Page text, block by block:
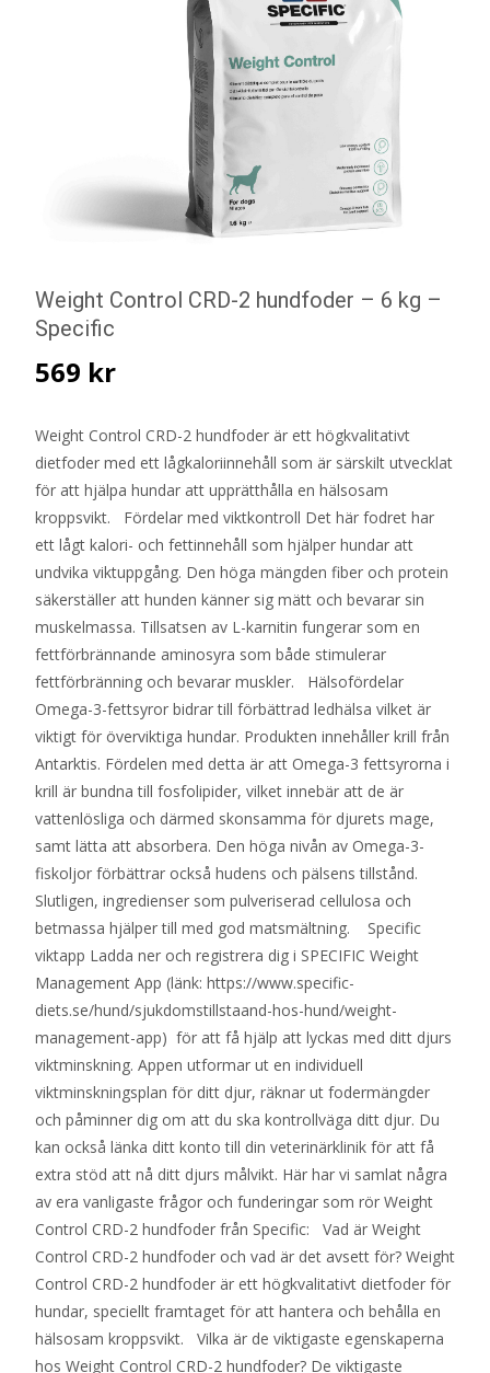
Weight Control CRD-2 hundfoder – 6 kg –
Specific
569 kr
Weight Control CRD-2 hundfoder är ett högkvalitativt
dietfoder med ett lågkaloriinnehåll som är särskilt utvecklat
för att hjälpa hundar att upprätthålla en hälsosam
kroppsvikt. Fördelar med viktkontroll Det här fodret har
ett lågt kalori- och fettinnehåll som hjälper hundar att
undvika viktuppgång. Den höga mängden fiber och protein
säkerställer att hunden känner sig mätt och bevarar sin
muskelmassa. Tillsatsen av L-karnitin fungerar som en
fettförbrännande aminosyra som både stimulerar
fettförbränning och bevarar muskler. Hälsofördelar
Omega-3-fettsyror bidrar till förbättrad ledhälsa vilket är
viktigt för överviktiga hundar. Produkten innehåller krill från
Antarktis. Fördelen med detta är att Omega-3 fettsyrorna i
krill är bundna till fosfolipider, vilket innebär att de är
vattenlösliga och därmed skonsamma för djurets mage,
samt lätta att absorbera. Den höga nivån av Omega-3-
fiskoljor förbättrar också hudens och pälsens tillstånd.
Slutligen, ingredienser som pulveriserad cellulosa och
betmassa hjälper till med god matsmältning. Specific
viktapp Ladda ner och registrera dig i SPECIFIC Weight
Management App (länk: https://www.specific-
diets.se/hund/sjukdomstillstaand-hos-hund/weight-
management-app) för att få hjälp att lyckas med ditt djurs
viktminskning. Appen utformar ut en individuell
viktminskningsplan för ditt djur, räknar ut fodermängder
och påminner dig om att du ska kontrollväga ditt djur. Du
kan också länka ditt konto till din veterinärklinik för att få
extra stöd att nå ditt djurs målvikt. Här har vi samlat några
av era vanligaste frågor och funderingar som rör Weight
Control CRD-2 hundfoder från Specific: Vad är Weight
Control CRD-2 hundfoder och vad är det avsett för? Weight
Control CRD-2 hundfoder är ett högkvalitativt dietfoder för
hundar, speciellt framtaget för att hantera och behålla en
hälsosam kroppsvikt. Vilka är de viktigaste egenskaperna
hos Weight Control CRD-2 hundfoder? De viktigaste